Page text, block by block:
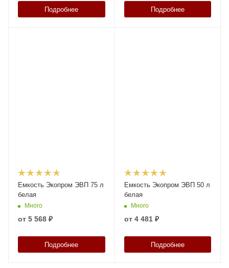
Подробнее Подробнее
Емкость Экопром ЭВП 75 л
белая
Много
от 5 568 ₽
Подробнее
Емкость Экопром ЭВП 50 л
белая
Много
от 4 481 ₽
Подробнее